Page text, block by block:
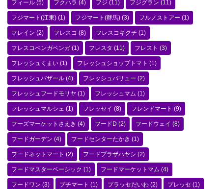
フィール (5) フクハラ (4) フジ (11) フジグラン (11)
フジマート(江東) (1) フジマート(群馬) (3) フルノストアー (1)
フレイン (2) フレスコ (8) フレスコキクチ (1)
フレスコベンガベンガ (1) フレスタ (11) フレスト (3)
フレッシュくまい (1) フレッシュショップトマト (1)
フレッシュバザール (4) フレッシュバリュー (2)
フレッシュフードモリヤ (1) フレッシュマム (1)
フレッシュマルシェ (1) フレッセイ (8) フレンドマート (9)
フーズマーケットさえき (4) フードD (2) フードウェイ (8)
フードガーデン (4) フードセンターたかき (1)
フードネットマート (2) フードプラザハヤシ (2)
フードマスターベーシック (1) フードマーケットマム (4)
フードワン (3) プチマート (1) プラッセだいわ (2) プレッセ (1)